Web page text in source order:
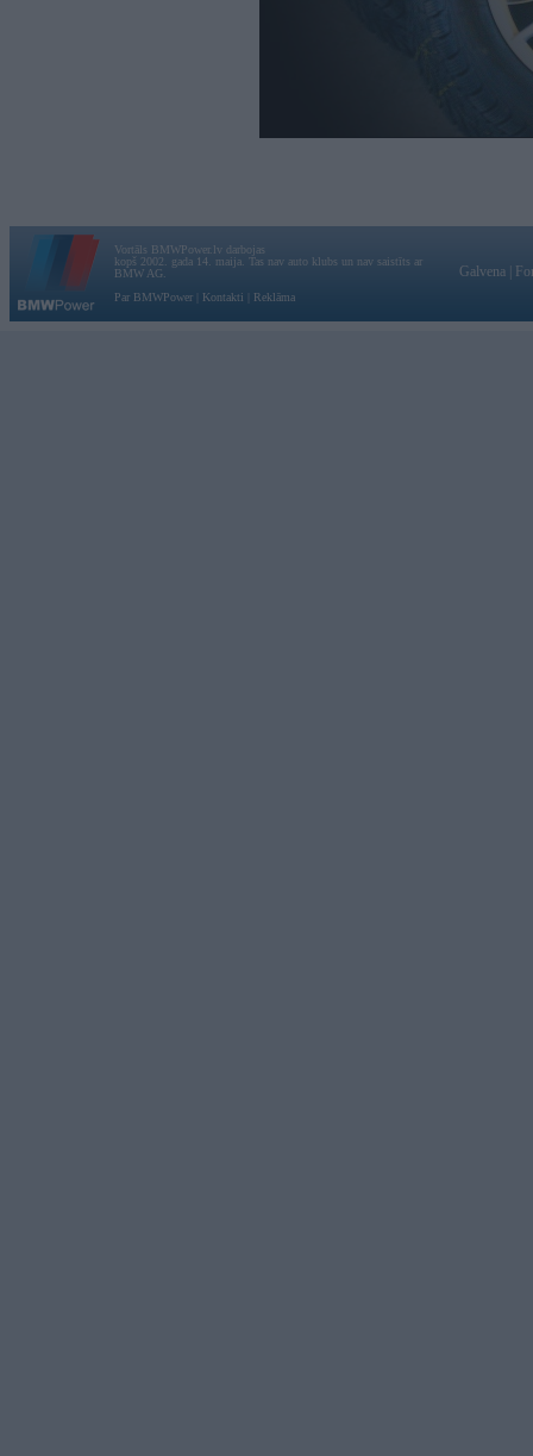
Vortāls BMWPower.lv darbojas
kopš 2002. gada 14. maija. Tas nav auto klubs un nav saistīts ar
BMW AG.
Par BMWPower
Kontakti Reklāma
Galvena